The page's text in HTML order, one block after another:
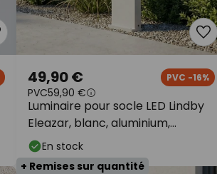
Luminaire pour socle LED Lindby
Eleazar, blanc, aluminium,
capteur
49,90 € PVC -16%
PVC59,90 €
En stock
+ Remises sur quantité